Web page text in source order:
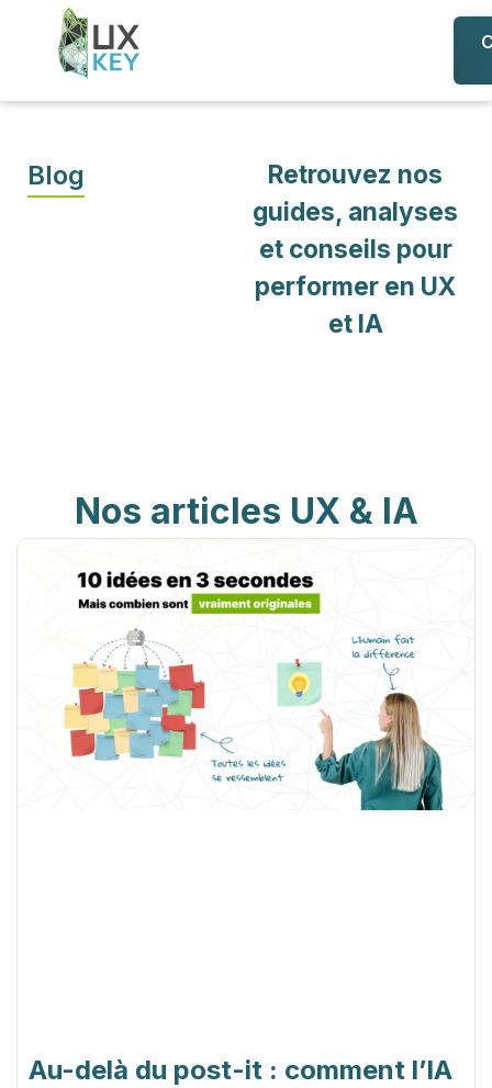
Blog
Retrouvez nos
guides, analyses
et conseils pour
performer en UX
et IA
Nos articles UX & IA
Au-delà du post-it : comment l’IA